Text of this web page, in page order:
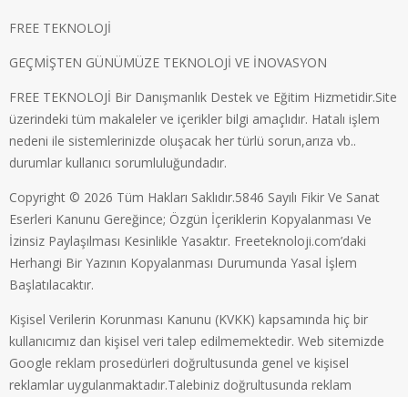
FREE TEKNOLOJİ
GEÇMİŞTEN GÜNÜMÜZE TEKNOLOJİ VE İNOVASYON
FREE TEKNOLOJİ Bir Danışmanlık Destek ve Eğitim Hizmetidir.Site
üzerindeki tüm makaleler ve içerikler bilgi amaçlıdır. Hatalı işlem
nedeni ile sistemlerinizde oluşacak her türlü sorun,arıza vb..
durumlar kullanıcı sorumluluğundadır.
Copyright © 2026 Tüm Hakları Saklıdır.5846 Sayılı Fikir Ve Sanat
Eserleri Kanunu Gereğince; Özgün İçeriklerin Kopyalanması Ve
İzinsiz Paylaşılması Kesinlikle Yasaktır. Freeteknoloji.com’daki
Herhangi Bir Yazının Kopyalanması Durumunda Yasal İşlem
Başlatılacaktır.
Kişisel Verilerin Korunması Kanunu (KVKK) kapsamında hiç bir
kullanıcımız dan kişisel veri talep edilmemektedir. Web sitemizde
Google reklam prosedürleri doğrultusunda genel ve kişisel
reklamlar uygulanmaktadır.Talebiniz doğrultusunda reklam